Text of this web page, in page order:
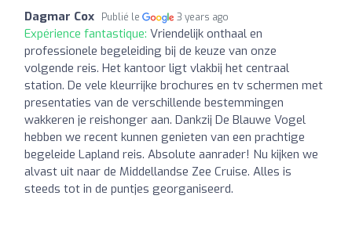
Dagmar Cox Publié le 3 years ago
Expérience fantastique: Vriendelijk onthaal en
professionele begeleiding bij de keuze van onze
volgende reis. Het kantoor ligt vlakbij het centraal
station. De vele kleurrijke brochures en tv schermen met
presentaties van de verschillende bestemmingen
wakkeren je reishonger aan. Dankzij De Blauwe Vogel
hebben we recent kunnen genieten van een prachtige
begeleide Lapland reis. Absolute aanrader! Nu kijken we
alvast uit naar de Middellandse Zee Cruise. Alles is
steeds tot in de puntjes georganiseerd.